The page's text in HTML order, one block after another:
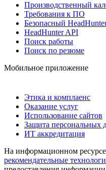
Производственный
Требования к ПО
Безопасный
HeadHunter API
Поиск работы
Поиск по резюме
Мобильное приложение
Этика и комплаенс
Оказание услуг
Использование сайтов
Защита персональных
ИТ аккредитация
На информационном
рекомендательные